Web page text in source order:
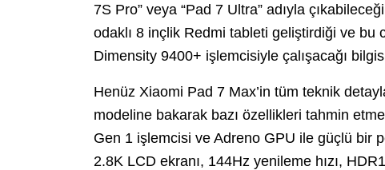
7S Pro” veya “Pad 7 Ultra” adıyla
odaklı 8 inçlik Redmi tableti geliştirdiği ve bu
Dimensity 9400+ işlemcisiyle çalışacağı
Henüz Xiaomi Pad 7 Max’in tüm teknik
modeline bakarak bazı özellikleri tahmin
Gen 1 işlemcisi ve Adreno GPU ile güçlü bir
2.8K LCD ekranı, 144Hz yenileme hızı,